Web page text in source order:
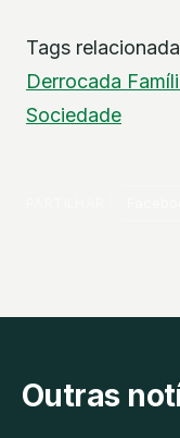
Tags
Derrocada
Sociedade
Outras